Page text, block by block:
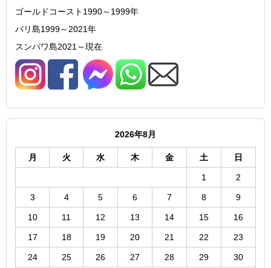
ゴールドコースト1990～1999年
バリ島1999～2021年
スンバワ島2021～現在
2026年8月
月 火 水 木 金 土 日
1 2
3 4 5 6 7 8 9
10 11 12 13 14 15 16
17 18 19 20 21 22 23
24 25 26 27 28 29 30